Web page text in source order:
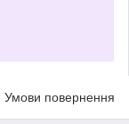
Умови повернення